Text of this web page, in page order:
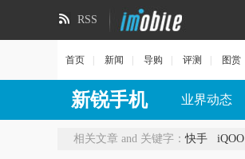
RSS
首页 新闻 导购 评测 图赏
新锐手机 业界动态
相关文章 and 关键字：快手 iQOO